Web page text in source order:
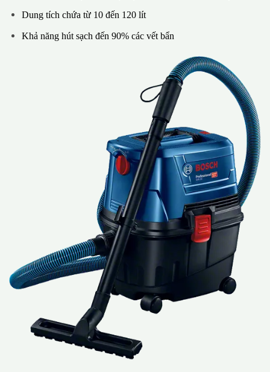
Dung tích chứa từ 10 đến 120 lít
Khả năng hút sạch đến 90% các vết bẩn